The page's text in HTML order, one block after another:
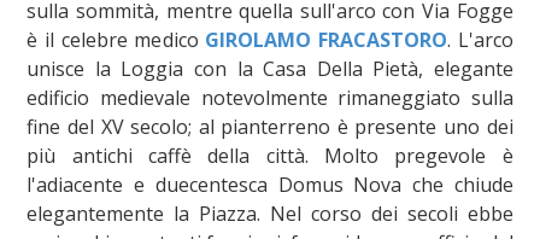
sulla sommità, mentre quella sull'arco con Via Fogge
è il celebre medico GIROLAMO FRACASTORO. L'arco
unisce la Loggia con la Casa Della Pietà, elegante
edificio medievale notevolmente rimaneggiato sulla
fine del XV secolo; al pianterreno è presente uno dei
più antichi caffè della città. Molto pregevole è
l'adiacente e duecentesca Domus Nova che chiude
elegantemente la Piazza. Nel corso dei secoli ebbe